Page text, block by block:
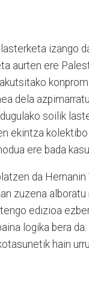
izango
aurten ere
dela
soilik
ekintza kolektibo
ere bada
da
zuzena
edizioa
logika bera
hain